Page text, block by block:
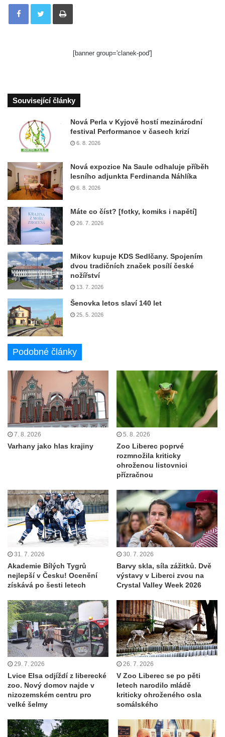
Tisknout
[banner group='clanek-pod']
Související články
Nová Perla v Kyjově hostí mezinárodní
festival Performance v časech krizí
6. 8. 2026
Nová expozice Na Saule odhaluje příběh
lesního adjunkta Ferdinanda Náhlíka
6. 8. 2026
Máte co číst? [fotky, komiks i napětí]
26. 7. 2026
Mikov kupuje KDS Sedlčany. Spojením
dvou tradičních značek posílí české
nožířství
13. 7. 2026
Šenovka letos slaví 140 let
25. 5. 2026
Podobné články
7. 8. 2026
Varhany jako hlas krajiny
5. 8. 2026
Zoo Liberec poprvé
rozmnožila kriticky
ohroženou listovnici
přízračnou
31. 7. 2026
Akademie Bílých Tygrů
nejlepší v Česku! Ocenění
získává po šesti letech
30. 7. 2026
Barvy skla, síla zážitků. Dvě
výstavy v Liberci zvou na
Crystal Valley Week 2026
29. 7. 2026
Lvice Elsa odjíždí z liberecké
zoo. Nový domov najde v
nizozemském centru pro
velké šelmy
26. 7. 2026
V Zoo Liberec se po pěti
letech narodilo mládě
kriticky ohroženého osla
somálského